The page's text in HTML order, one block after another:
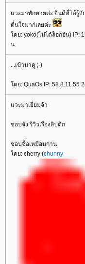
วะมาทักทายค่ะ ยินดีที่ได้รู้จั
ตื่นใจมาก่เลยค่ะ
ดย: yoko(ไม่ได้ล็อกอิน) IP:
น.
...เข้ามาดู ;-)
ดย: QuaOs IP: 58.8.11.55
วะมาเยี่ยมจ้า
ชอบจัง รีวิวเรื่องลิปติก
ชอบซื้อเหมือนกาน
ดย: cherry (chunny